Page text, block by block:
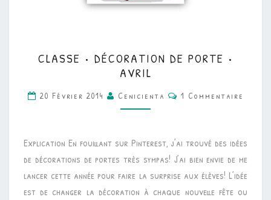
•
DÉCORATION
DE
PORTE
AVRIL
CLASSE • DÉCORATION DE PORTE •
AVRIL
20 Février 2014 Cenicienta Commentaires
1 Commentaire
Explication En fouillant sur Pinterest, j’ai trouvé des idées
de décorations de portes très sympas! J’ai bien envie de me
lancer cette année pour faire la surprise aux élèves! L’idée
est de changer la décoration à chaque nouvelle fête ou